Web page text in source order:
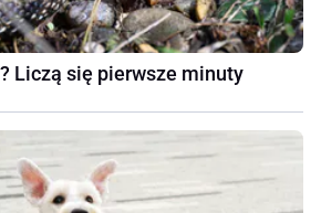
Liczą się pierwsze minuty